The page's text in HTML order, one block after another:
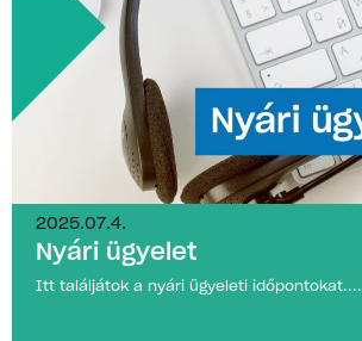
2025.07.4.
Nyári ügyelet
Itt találjátok a nyári ügyeleti időpontokat....